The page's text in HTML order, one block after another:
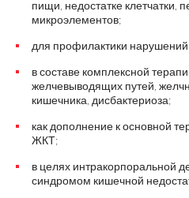
пищи, недостатке клетчатки,
микроэлементов;
для профилактики
в составе комплексной
желчевыводящих путей,
кишечника, дисбактериоза;
как дополнение к основной
ЖКТ;
в целях интракорпоральной
синдромом кишечной